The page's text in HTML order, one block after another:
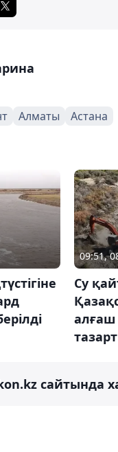
Алматы Астана
09:51,
Су
сайтында